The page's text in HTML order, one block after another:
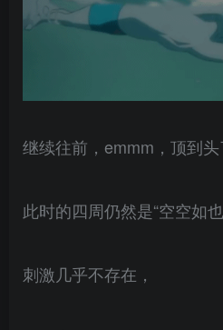
继续往前，emmm，顶到头
此时的四周仍然是“空空如也
刺激几乎不存在，